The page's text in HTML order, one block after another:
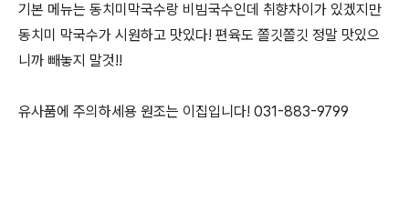
기본 메뉴는 동치미막국수랑 비빔국수인데 취향차이가 있겠지만
동치미 막국수가 시원하고 맛있다! 편육도 쫄깃쫄깃 정말 맛있으
니까 빼놓지 말것!!
유사품에 주의하세용 원조는 이집입니다! 031-883-9799